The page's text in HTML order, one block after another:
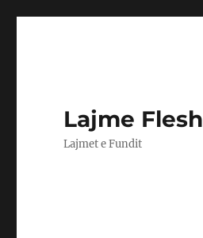
Lajme Flesh
Lajmet e Fundit